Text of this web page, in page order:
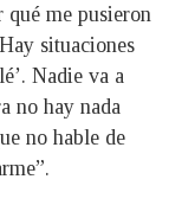
qué me pusieron
situaciones
Nadie va a
no hay nada
no hable de